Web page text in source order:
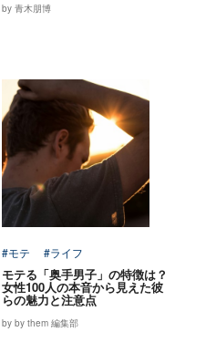
by 青木朋博
#モテ #ライフ
モテる「奥手男子」の特徴は？
女性100人の本音から見えた彼
らの魅力と注意点
by by them 編集部